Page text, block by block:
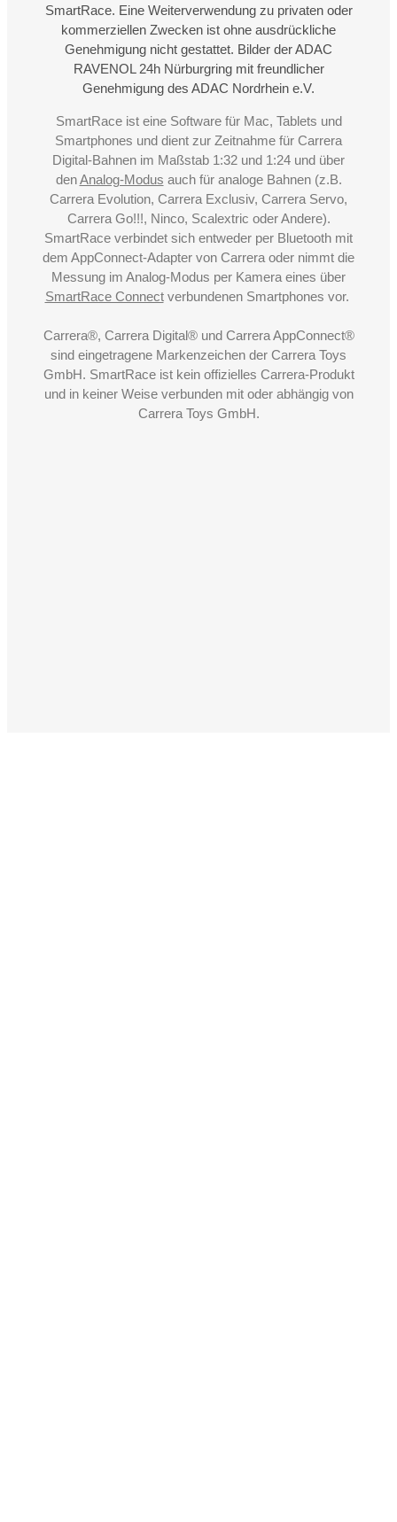
SmartRace. Eine Weiterverwendung zu privaten oder
kommerziellen Zwecken ist ohne ausdrückliche
Genehmigung nicht gestattet. Bilder der ADAC
RAVENOL 24h Nürburgring mit freundlicher
Genehmigung des ADAC Nordrhein e.V.
SmartRace ist eine Software für Mac, Tablets und
Smartphones und dient zur Zeitnahme für Carrera
Digital-Bahnen im Maßstab 1:32 und 1:24 und über
denAnalog-Modus auch für analoge Bahnen (z.B.
Carrera Evolution, Carrera Exclusiv, Carrera Servo,
Carrera Go!!!, Ninco, Scalextric oder Andere).
SmartRace verbindet sich entweder per Bluetooth mit
dem AppConnect-Adapter von Carrera oder nimmt die
Messung im Analog-Modus per Kamera eines über
SmartRace Connectverbundenen Smartphones vor.
Carrera®, Carrera Digital® und Carrera AppConnect®
sind eingetragene Markenzeichen der Carrera Toys
GmbH. SmartRace ist kein offizielles Carrera-Produkt
und in keiner Weise verbunden mit oder abhängig von
Carrera Toys GmbH.